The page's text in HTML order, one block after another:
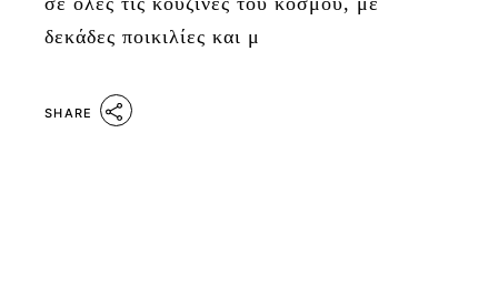
δεκάδες ποικιλίες και μ
SHARE